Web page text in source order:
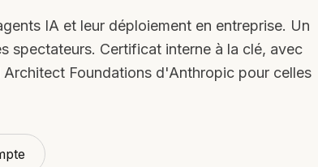
IA et leur déploiement en entreprise. Un
spectateurs. Certificat interne à la clé, avec
Foundations d'Anthropic pour celles